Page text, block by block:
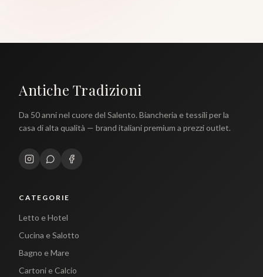
Antiche Tradizioni
Da 50 anni nel cuore del Salento. Biancheria e tessili per la
casa di alta qualità — brand italiani premium a prezzi outlet.
CATEGORIE
Letto e Hotel
Cucina e Salotto
Bagno e Mare
Cartoni e Calcio